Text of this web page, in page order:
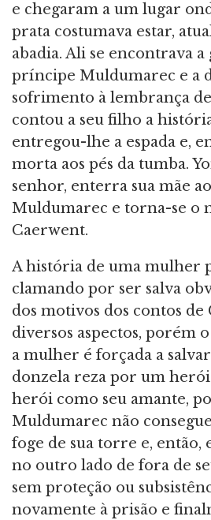
e chegaram a um lugar
prata costumava estar,
abadia. Ali se encontrava
príncipe Muldumarec e a
sofrimento à lembrança
contou a seu filho a
entregou-lhe a espada e,
morta aos pés da tumba.
senhor, enterra sua mãe
Muldumarec e torna-se o
Caerwent.
A história de uma mulher
clamando por ser salva
dos motivos dos contos
diversos aspectos, porém
a mulher é forçada a
donzela reza por um herói
herói como seu amante,
Muldumarec não
foge de sua torre e, então,
no outro lado de fora de
sem proteção ou
novamente à prisão e